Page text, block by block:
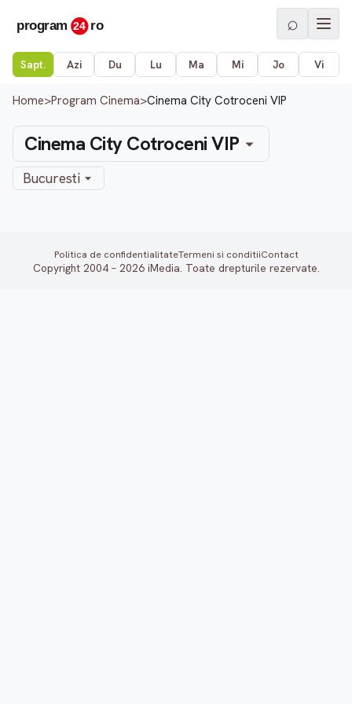
⌕
Sapt. Azi Du Lu Ma Mi Jo Vi
Home>Program Cinema>Cinema City Cotroceni VIP
Cinema City Cotroceni VIP
Bucuresti
Politica de confidentialitateTermeni si conditiiContact
Copyright 2004 – 2026 iMedia. Toate drepturile rezervate.